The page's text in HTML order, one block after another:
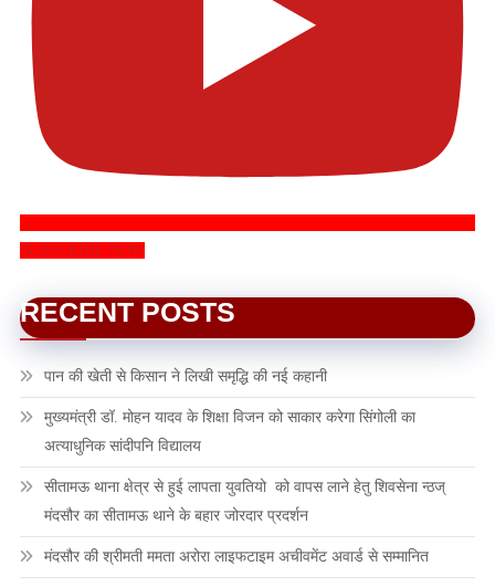
SUBSCRIBE NOW
RECENT POSTS
पान की खेती से किसान ने लिखी समृद्धि की नई कहानी
मुख्यमंत्री डॉ. मोहन यादव के शिक्षा विजन को साकार करेगा सिंगोली का
अत्याधुनिक सांदीपनि विद्यालय
सीतामऊ थाना क्षेत्र से हुई लापता युवतियो को वापस लाने हेतु शिवसेना न्ठज्
मंदसौर का सीतामऊ थाने के बहार जोरदार प्रदर्शन
मंदसौर की श्रीमती ममता अरोरा लाइफटाइम अचीवमेंट अवार्ड से सम्मानित